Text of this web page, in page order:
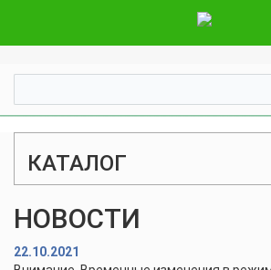
КАТАЛОГ
НОВОСТИ
22.10.2021